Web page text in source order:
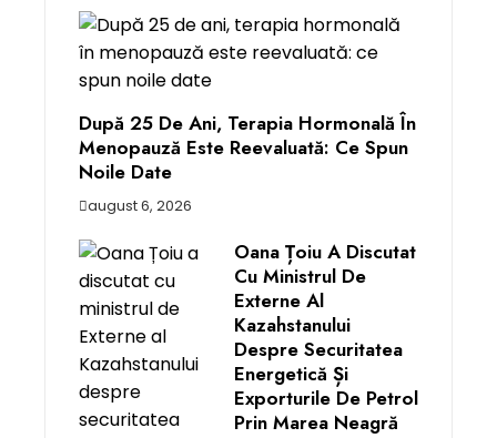
După 25 De Ani, Terapia Hormonală În
Menopauză Este Reevaluată: Ce Spun
Noile Date
august 6, 2026
Oana Țoiu A Discutat
Cu Ministrul De
Externe Al
Kazahstanului
Despre Securitatea
Energetică Și
Exporturile De Petrol
Prin Marea Neagră